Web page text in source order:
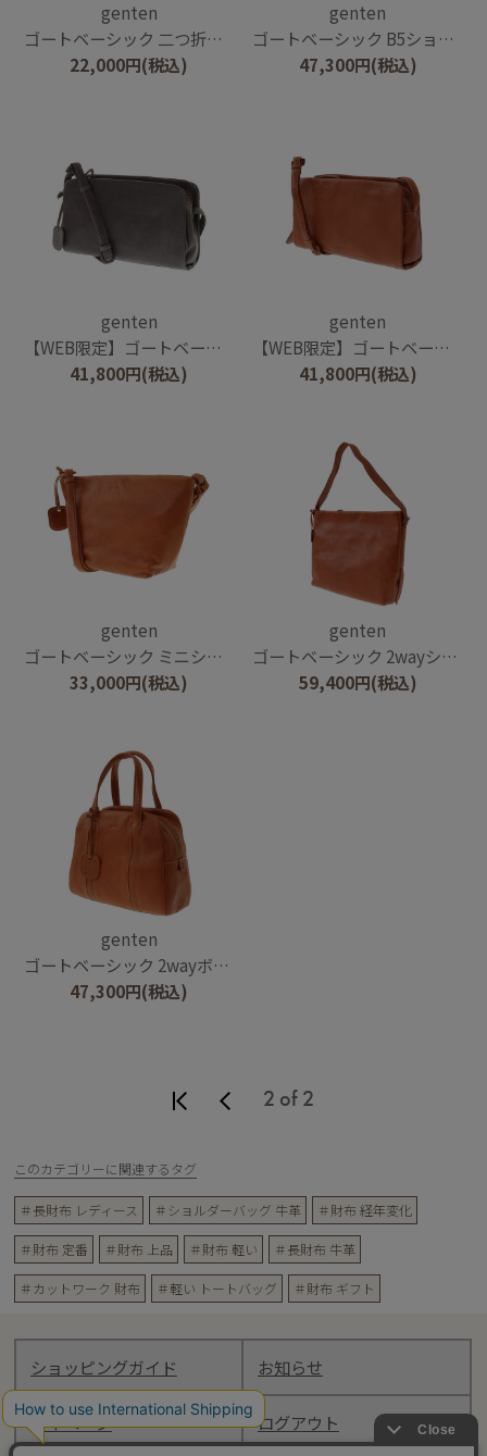
genten
ゴートベーシック 二つ折りBOX財布
22,000円(税込)
genten
ゴートベーシック B5ショルダーバッグ
47,300円(税込)
genten
【WEB限定】ゴートベーシック スクエアショルダーバッグ
41,800円(税込)
genten
【WEB限定】ゴートベーシック スクエアショルダーバッグ
41,800円(税込)
genten
ゴートベーシック ミニショルダー
33,000円(税込)
genten
ゴートベーシック 2wayショルダーバッグ
59,400円(税込)
genten
ゴートベーシック 2wayボストンバッグ
47,300円(税込)
2 of 2
このカテゴリーに関連するタグ
＃長財布 レディース ＃ショルダーバッグ 牛革 ＃財布 経年変化
＃財布 定番 ＃財布 上品 ＃財布 軽い ＃長財布 牛革
＃カットワーク 財布 ＃軽い トートバッグ ＃財布 ギフト
ショッピングガイド お知らせ
マイページ ログアウト